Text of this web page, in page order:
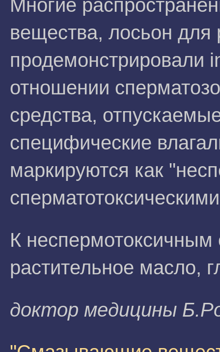
Многие
вещества, лосьон для
продемонстрировали
отношении
средства,
специфические
маркируются как
К неспермотоксичным
растительное масло,
доктор медицины